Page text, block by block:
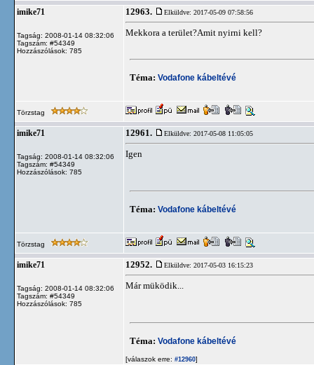
imike71
Tagság: 2008-01-14 08:32:06
Tagszám: #54349
Hozzászólások: 785
12963. Elküldve: 2017-05-09 07:58:56
Mekkora a terület?Amit nyirni kell?
Téma: Vodafone kábeltévé
Törzstag
imike71
Tagság: 2008-01-14 08:32:06
Tagszám: #54349
Hozzászólások: 785
12961. Elküldve: 2017-05-08 11:05:05
Igen
Téma: Vodafone kábeltévé
Törzstag
imike71
Tagság: 2008-01-14 08:32:06
Tagszám: #54349
Hozzászólások: 785
12952. Elküldve: 2017-05-03 16:15:23
Már müködik...
Téma: Vodafone kábeltévé
[válaszok erre: #12960]